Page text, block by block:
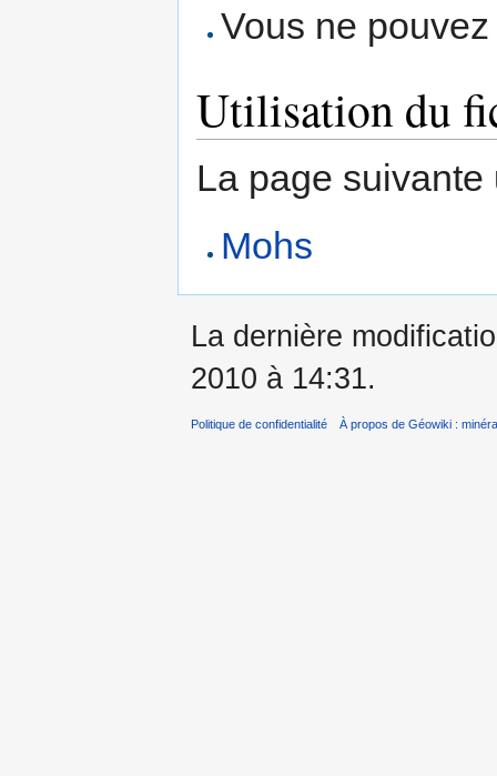
Vous ne
Utilisation du
La page
Mohs
La dernière
2010 à 14:31.
Politique de confidentialité À propos de Géowiki :